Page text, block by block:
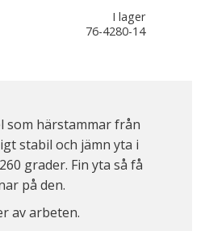
I lager
76-4280-14
som härstammar från
stabil och jämn yta i
grader. Fin yta så få
på den.
av arbeten.